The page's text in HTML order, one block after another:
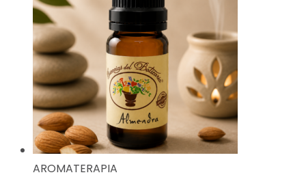
AROMATERAPIA